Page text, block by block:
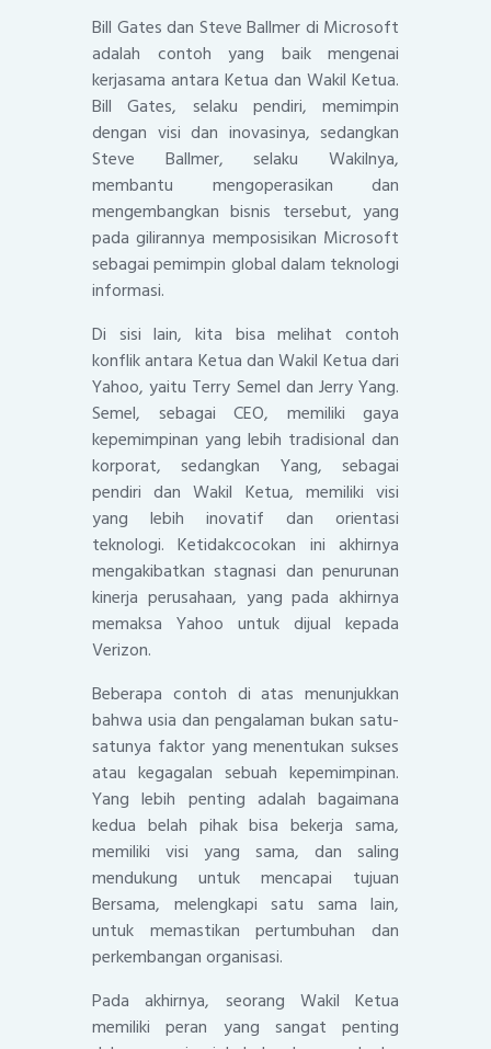
Bill Gates dan Steve Ballmer di Microsoft
adalah contoh yang baik mengenai
kerjasama antara Ketua dan Wakil Ketua.
Bill Gates, selaku pendiri, memimpin
dengan visi dan inovasinya, sedangkan
Steve Ballmer, selaku Wakilnya,
membantu mengoperasikan dan
mengembangkan bisnis tersebut, yang
pada gilirannya memposisikan Microsoft
sebagai pemimpin global dalam teknologi
informasi.
Di sisi lain, kita bisa melihat contoh
konflik antara Ketua dan Wakil Ketua dari
Yahoo, yaitu Terry Semel dan Jerry Yang.
Semel, sebagai CEO, memiliki gaya
kepemimpinan yang lebih tradisional dan
korporat, sedangkan Yang, sebagai
pendiri dan Wakil Ketua, memiliki visi
yang lebih inovatif dan orientasi
teknologi. Ketidakcocokan ini akhirnya
mengakibatkan stagnasi dan penurunan
kinerja perusahaan, yang pada akhirnya
memaksa Yahoo untuk dijual kepada
Verizon.
Beberapa contoh di atas menunjukkan
bahwa usia dan pengalaman bukan satu-
satunya faktor yang menentukan sukses
atau kegagalan sebuah kepemimpinan.
Yang lebih penting adalah bagaimana
kedua belah pihak bisa bekerja sama,
memiliki visi yang sama, dan saling
mendukung untuk mencapai tujuan
Bersama, melengkapi satu sama lain,
untuk memastikan pertumbuhan dan
perkembangan organisasi.
Pada akhirnya, seorang Wakil Ketua
memiliki peran yang sangat penting